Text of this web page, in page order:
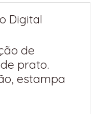
Digital
de
prato.
estampa